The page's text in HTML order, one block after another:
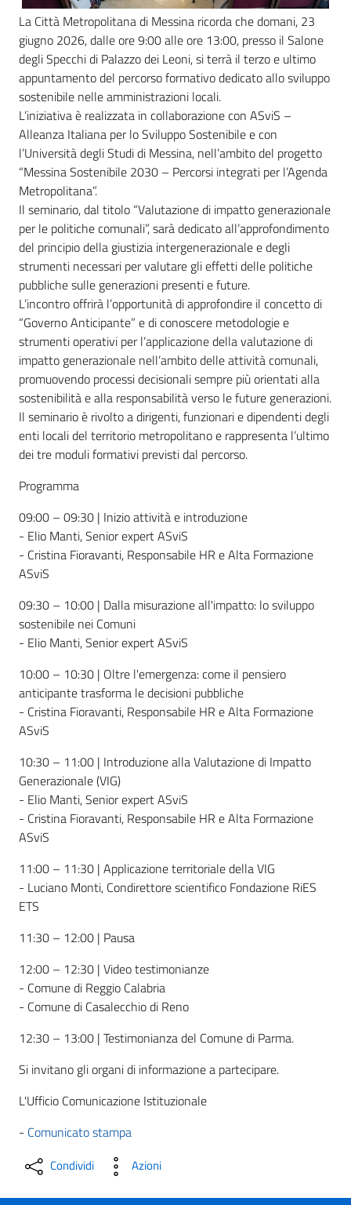
La Città Metropolitana di Messina ricorda che domani, 23
giugno 2026, dalle ore 9:00 alle ore 13:00, presso il Salone
degli Specchi di Palazzo dei Leoni, si terrà il terzo e ultimo
appuntamento del percorso formativo dedicato allo sviluppo
sostenibile nelle amministrazioni locali.
L’iniziativa è realizzata in collaborazione con ASviS –
Alleanza Italiana per lo Sviluppo Sostenibile e con
l’Università degli Studi di Messina, nell’ambito del progetto
“Messina Sostenibile 2030 – Percorsi integrati per l’Agenda
Metropolitana”.
Il seminario, dal titolo “Valutazione di impatto generazionale
per le politiche comunali”, sarà dedicato all’approfondimento
del principio della giustizia intergenerazionale e degli
strumenti necessari per valutare gli effetti delle politiche
pubbliche sulle generazioni presenti e future.
L’incontro offrirà l’opportunità di approfondire il concetto di
“Governo Anticipante” e di conoscere metodologie e
strumenti operativi per l’applicazione della valutazione di
impatto generazionale nell’ambito delle attività comunali,
promuovendo processi decisionali sempre più orientati alla
sostenibilità e alla responsabilità verso le future generazioni.
Il seminario è rivolto a dirigenti, funzionari e dipendenti degli
enti locali del territorio metropolitano e rappresenta l’ultimo
dei tre moduli formativi previsti dal percorso.
Programma
09:00 – 09:30 | Inizio attività e introduzione
- Elio Manti, Senior expert ASviS
- Cristina Fioravanti, Responsabile HR e Alta Formazione
ASviS
09:30 – 10:00 | Dalla misurazione all'impatto: lo sviluppo
sostenibile nei Comuni
- Elio Manti, Senior expert ASviS
10:00 – 10:30 | Oltre l'emergenza: come il pensiero
anticipante trasforma le decisioni pubbliche
- Cristina Fioravanti, Responsabile HR e Alta Formazione
ASviS
10:30 – 11:00 | Introduzione alla Valutazione di Impatto
Generazionale (VIG)
- Elio Manti, Senior expert ASviS
- Cristina Fioravanti, Responsabile HR e Alta Formazione
ASviS
11:00 – 11:30 | Applicazione territoriale della VIG
- Luciano Monti, Condirettore scientifico Fondazione RiES
ETS
11:30 – 12:00 | Pausa
12:00 – 12:30 | Video testimonianze
- Comune di Reggio Calabria
- Comune di Casalecchio di Reno
12:30 – 13:00 | Testimonianza del Comune di Parma.
Si invitano gli organi di informazione a partecipare.
L'Ufficio Comunicazione Istituzionale
- Comunicato stampa
Condividi Azioni